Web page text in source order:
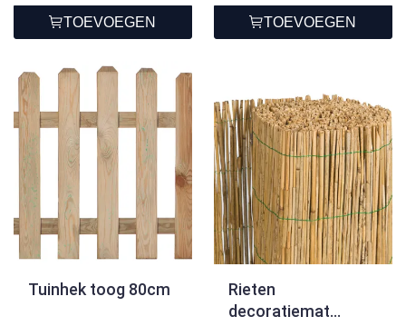
TOEVOEGEN TOEVOEGEN
Tuinhek toog 80cm
Rieten
decoratiemat